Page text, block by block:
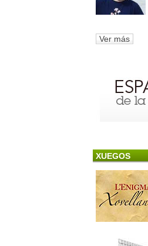
Ver más
XUEGOS